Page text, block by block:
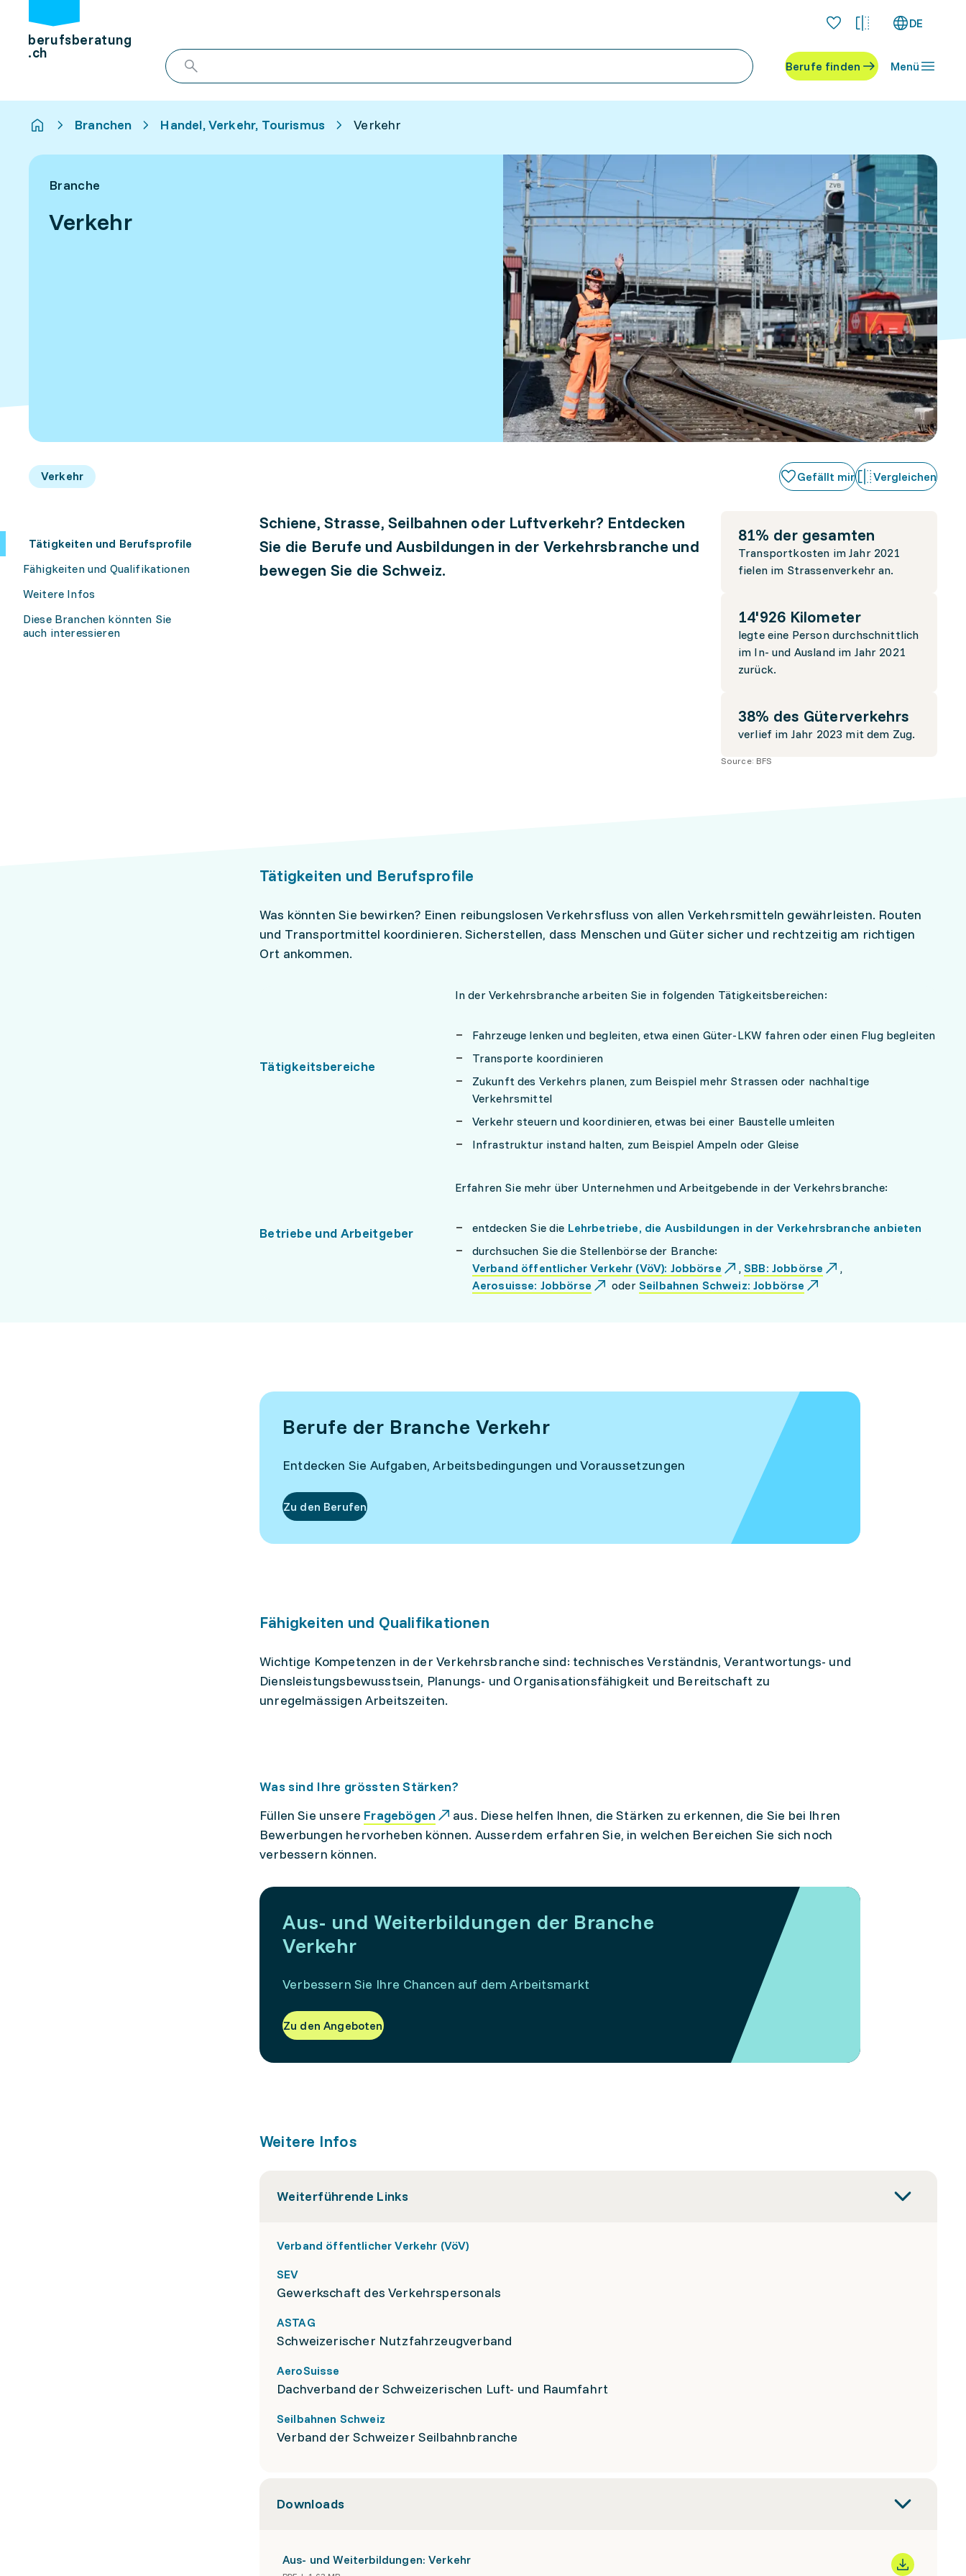
berufsberatung
.ch
DE
Berufe finden Menü
Branchen Handel, Verkehr, Tourismus Verkehr
Branche
Verkehr
Verkehr Gefällt mir Vergleichen
Tätigkeiten und Berufsprofile
Fähigkeiten und Qualifikationen
Weitere Infos
Diese Branchen könnten Sie
auch interessieren
81% der gesamten
Transportkosten im Jahr 2021
fielen im Strassenverkehr an.
14'926 Kilometer
legte eine Person durchschnittlich
im In- und Ausland im Jahr 2021
zurück.
38% des Güterverkehrs
verlief im Jahr 2023 mit dem Zug.
Source: BFS
Schiene, Strasse, Seilbahnen oder Luftverkehr? Entdecken
Sie die Berufe und Ausbildungen in der Verkehrsbranche und
bewegen Sie die Schweiz.
Tätigkeiten und Berufsprofile
Was könnten Sie bewirken? Einen reibungslosen Verkehrsfluss von allen Verkehrsmitteln gewährleisten. Routen
und Transportmittel koordinieren. Sicherstellen, dass Menschen und Güter sicher und rechtzeitig am richtigen
Ort ankommen.
Tätigkeitsbereiche
In der Verkehrsbranche arbeiten Sie in folgenden Tätigkeitsbereichen:
Fahrzeuge lenken und begleiten, etwa einen Güter-LKW fahren oder einen Flug begleiten
Transporte koordinieren
Zukunft des Verkehrs planen, zum Beispiel mehr Strassen oder nachhaltige
Verkehrsmittel
Verkehr steuern und koordinieren, etwas bei einer Baustelle umleiten
Infrastruktur instand halten, zum Beispiel Ampeln oder Gleise
Betriebe und Arbeitgeber
Erfahren Sie mehr über Unternehmen und Arbeitgebende in der Verkehrsbranche:
entdecken Sie die Lehrbetriebe, die Ausbildungen in der Verkehrsbranche anbieten
durchsuchen Sie die Stellenbörse der Branche:
Verband öffentlicher Verkehr (VöV): Jobbörse
,SBB: Jobbörse
,
Aerosuisse: Jobbörse
oder Seilbahnen Schweiz: Jobbörse
Berufe der Branche Verkehr
Entdecken Sie Aufgaben, Arbeitsbedingungen und Voraussetzungen
Zu den Berufen
Fähigkeiten und Qualifikationen
Wichtige Kompetenzen in der Verkehrsbranche sind: technisches Verständnis, Verantwortungs- und
Diensleistungsbewusstsein, Planungs- und Organisationsfähigkeit und Bereitschaft zu
unregelmässigen Arbeitszeiten.
Was sind Ihre grössten Stärken?
Füllen Sie unsere Fragebögen
aus. Diese helfen Ihnen, die Stärken zu erkennen, die Sie bei Ihren
Bewerbungen hervorheben können. Ausserdem erfahren Sie, in welchen Bereichen Sie sich noch
verbessern können.
Aus- und Weiterbildungen der Branche
Verkehr
Verbessern Sie Ihre Chancen auf dem Arbeitsmarkt
Zu den Angeboten
Weitere Infos
Weiterführende Links
Verband öffentlicher Verkehr (VöV)
SEV
Gewerkschaft des Verkehrspersonals
ASTAG
Schweizerischer Nutzfahrzeugverband
AeroSuisse
Dachverband der Schweizerischen Luft- und Raumfahrt
Seilbahnen Schweiz
Verband der Schweizer Seilbahnbranche
Downloads
Aus- und Weiterbildungen: Verkehr